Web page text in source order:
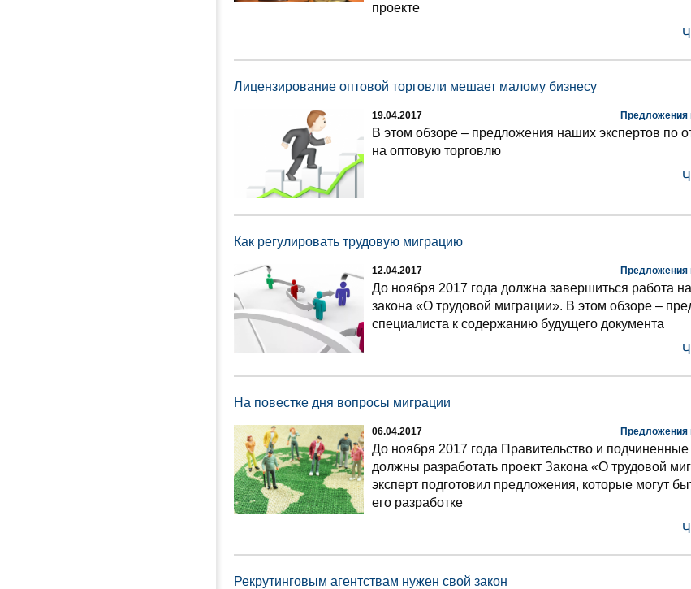
проекте
Лицензирование оптовой торговли мешает малому бизнесу
19.04.2017 Предложения
В этом обзоре – предложения наших экспертов по
на оптовую торговлю
Как регулировать трудовую миграцию
12.04.2017 Предложения
До ноября 2017 года должна завершиться работа
закона «О трудовой миграции». В этом обзоре –
специалиста к содержанию будущего документа
На повестке дня вопросы миграции
06.04.2017 Предложения
До ноября 2017 года Правительство и подчиненные
должны разработать проект Закона «О трудовой
эксперт подготовил предложения, которые могут
его разработке
Рекрутинговым агентствам нужен свой закон